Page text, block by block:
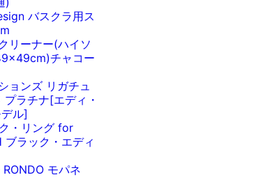
バスクラ用ス
リーナー(ハイソ
チャコー
ョンズ リガチュ
ラチナ[エディ・
ル]
・リング for
ラック・エディ
モパネ